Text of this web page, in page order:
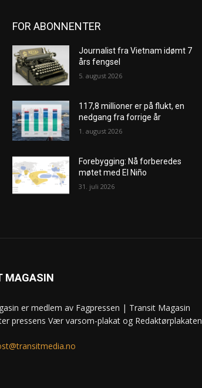
FOR ABONNENTER
Journalist fra Vietnam idømt 7
års fengsel
5. august 2026
117,8 millioner er på flukt, en
nedgang fra forrige år
1. august 2026
Forebygging: Nå forberedes
møtet med El Niño
31. juli 2026
MAGASIN
er medlem av Fagpressen | Transit Magasin
pressens Vær varsom-plakat og Redaktørplakaten